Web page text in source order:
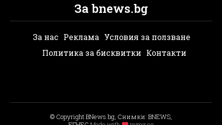
За bnews.bg
За нас Реклама Условия за ползване
Политика за бисквитки Контакти
© Copyright BNews.bg, Снимки: BNEWS,